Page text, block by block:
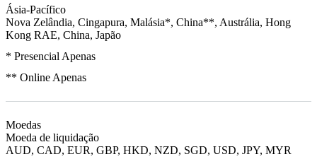
Ásia-Pacífico
Nova Zelândia, Cingapura, Malásia*, China**, Austrália, Hong
Kong RAE, China, Japão
* Presencial Apenas
** Online Apenas
Moedas
Moeda de liquidação
AUD, CAD, EUR, GBP, HKD, NZD, SGD, USD, JPY, MYR